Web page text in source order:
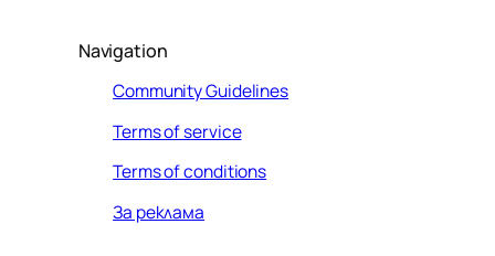
Navigation
Community Guidelines
Terms of service
Terms of conditions
За реклама